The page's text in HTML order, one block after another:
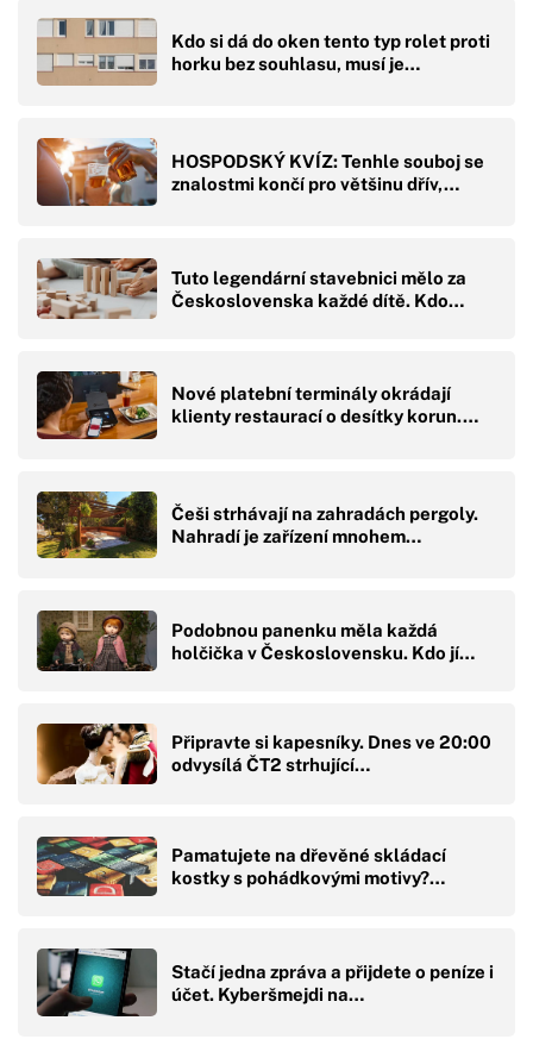
Kdo si dá do oken tento typ rolet proti
horku bez souhlasu, musí je…
HOSPODSKÝ KVÍZ: Tenhle souboj se
znalostmi končí pro většinu dřív,…
Tuto legendární stavebnici mělo za
Československa každé dítě. Kdo…
Nové platební terminály okrádají
klienty restaurací o desítky korun.…
Češi strhávají na zahradách pergoly.
Nahradí je zařízení mnohem…
Podobnou panenku měla každá
holčička v Československu. Kdo jí…
Připravte si kapesníky. Dnes ve 20:00
odvysílá ČT2 strhující…
Pamatujete na dřevěné skládací
kostky s pohádkovými motivy?…
Stačí jedna zpráva a přijdete o peníze i
účet. Kyberšmejdi na…